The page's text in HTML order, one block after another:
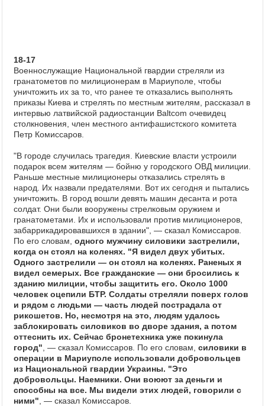
18-17
Военнослужащие Национальной гвардии стреляли из
гранатометов по милиционерам в Мариуполе, чтобы
уничтожить их за то, что ранее те отказались выполнять
приказы Киева и стрелять по местным жителям, рассказал в
интервью латвийской радиостанции Baltcom очевидец
столкновения, член местного антифашистского комитета
Петр Комиссаров.
"В городе случилась трагедия. Киевские власти устроили
подарок всем жителям — бойню у городского ОВД милиции.
Раньше местные милиционеры отказались стрелять в
народ. Их назвали предателями. Вот их сегодня и пытались
уничтожить. В город вошли девять машин десанта и рота
солдат. Они были вооружены стрелковым оружием и
гранатометами. Их и использовали против милиционеров,
забаррикадировавшихся в здании", — сказал Комиссаров.
По его словам, одного мужчину силовики застрелили,
когда он стоял на коленях. "Я видел двух убитых.
Одного застрелили — он стоял на коленях. Раненых я
видел семерых. Все гражданские — они бросились к
зданию милиции, чтобы защитить его. Около 1000
человек оцепили БТР. Солдаты стреляли поверх голов
и рядом с людьми — часть людей пострадала от
рикошетов. Но, несмотря на это, людям удалось
заблокировать силовиков во дворе здания, а потом
оттеснить их. Сейчас бронетехника уже покинула
город" , — сказал Комиссаров. По его словам, силовики в
операции в Мариуполе использовали добровольцев
из Национальной гвардии Украины. "Это
добровольцы. Наемники. Они воюют за деньги и
способны на все. Мы видели этих людей, говорили с
ними" , — сказал Комиссаров.